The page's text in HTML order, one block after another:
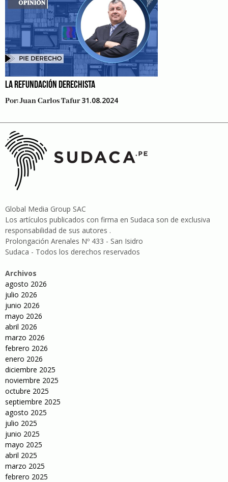
LA REFUNDACIÓN DERECHISTA
Por:Juan Carlos Tafur 31.08.2024
Global Media Group SAC
Los artículos publicados con firma en Sudaca son de exclusiva
responsabilidad de sus autores .
Prolongación Arenales Nº 433 - San Isidro
Sudaca - Todos los derechos reservados
Archivos
agosto 2026
julio 2026
junio 2026
mayo 2026
abril 2026
marzo 2026
febrero 2026
enero 2026
diciembre 2025
noviembre 2025
octubre 2025
septiembre 2025
agosto 2025
julio 2025
junio 2025
mayo 2025
abril 2025
marzo 2025
febrero 2025